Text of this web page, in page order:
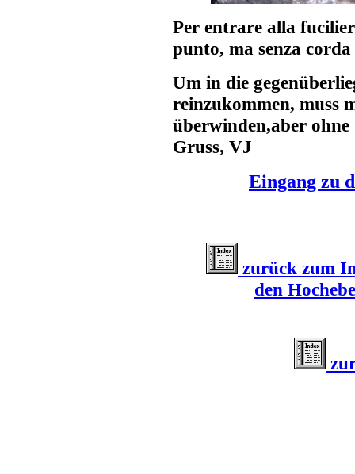
Per entrare alla
punto, ma senza
Um in die
reinzukommen, muss
überwinden,aber ohne
Gruss, VJ
Eingang zu
zurück zum
den